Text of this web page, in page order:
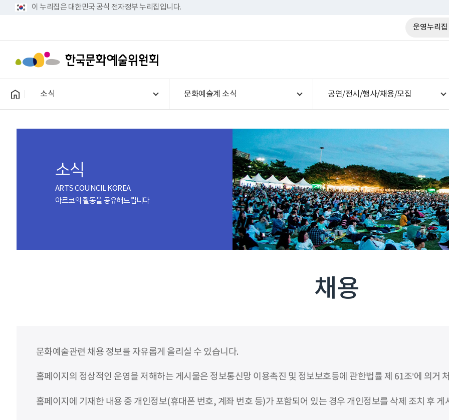
이 누리집은 대한민국 공식 전자정부 누리집입니다.
운영누리집
소식 문화예술계 소식 공연/전시/행사/채용/모집
소식
ARTS COUNCIL KOREA
아르코의 활동을 공유해드립니다.
채용
문화예술관련 채용 정보를 자유롭게 올리실 수 있습니다.
홈페이지의 정상적인 운영을 저해하는 게시물은 정보통신망 이용촉진 및 정보보호등에 관한법률 제 61조’에 의거
홈페이지에 기재한 내용 중 개인정보(휴대폰 번호, 계좌 번호 등)가 포함되어 있는 경우 개인정보를 삭제 조치 후 게